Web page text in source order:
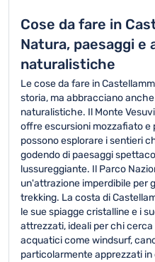
Cose da fare in
Natura, paesaggi e
naturalistiche
Le cose da fare in
storia, ma abbracciano
naturalistiche. Il Monte
offre escursioni mozzafiato e
possono esplorare i sentieri
godendo di paesaggi
lussureggiante. Il Parco
un'attrazione imperdibile per
trekking. La costa di
le sue spiagge cristalline e i
attrezzati, ideali per chi
acquatici come windsurf,
particolarmente apprezzati